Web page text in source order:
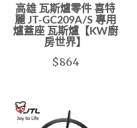
高雄 瓦斯爐零件 喜特
麗 JT-GC209A/S 專用
爐蓋座 瓦斯爐【KW廚
房世界】
$864